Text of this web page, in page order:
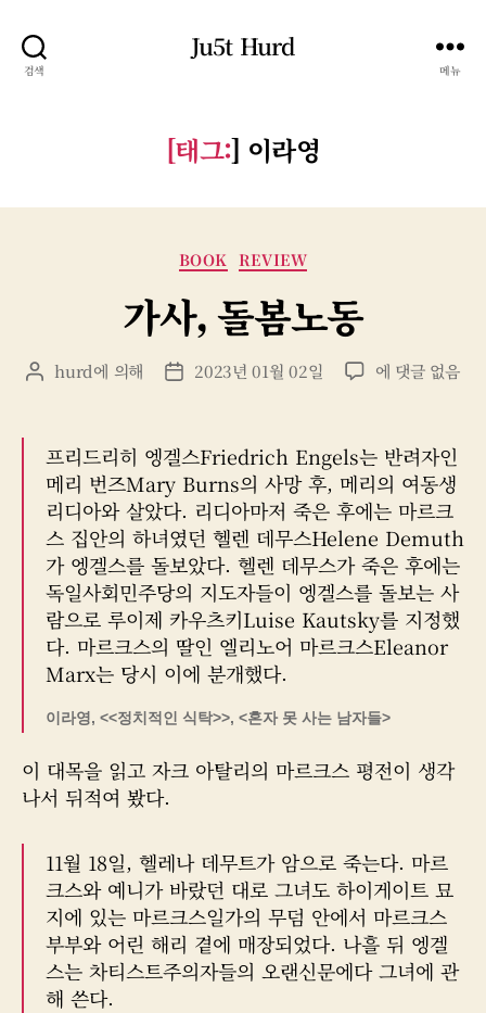
검색
Ju5t Hurd
메뉴
[태그:] 이라영
카
테
고
리
BOOK REVIEW
가사, 돌봄노동
게
성
자
hurd에 의해
게
날
짜
2023년 01월 02일
가
노
동
에 댓글 없음
프리드리히 엥겔스Friedrich Engels는 반려자인
메리 번즈Mary Burns의 사망 후, 메리의 여동생
리디아와 살았다. 리디아마저 죽은 후에는 마르크
스 집안의 하녀였던 헬렌 데무스Helene Demuth
가 엥겔스를 돌보았다. 헬렌 데무스가 죽은 후에는
독일사회민주당의 지도자들이 엥겔스를 돌보는 사
람으로 루이제 카우츠키Luise Kautsky를 지정했
다. 마르크스의 딸인 엘리노어 마르크스Eleanor
Marx는 당시 이에 분개했다.
이라영, <<정치적인 식탁>>, <혼자 못 사는 남자들>
이 대목을 읽고 자크 아탈리의 마르크스 평전이 생각
나서 뒤적여 봤다.
11월 18일, 헬레나 데무트가 암으로 죽는다. 마르
크스와 예니가 바랐던 대로 그녀도 하이게이트 묘
지에 있는 마르크스일가의 무덤 안에서 마르크스
부부와 어린 해리 곁에 매장되었다. 나흘 뒤 엥겔
스는 차티스트주의자들의 오랜신문에다 그녀에 관
해 쓴다.